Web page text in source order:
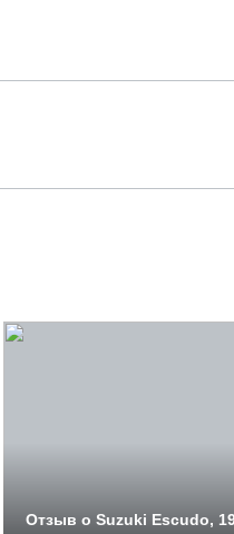
Отзыв о Suzuki Escudo,